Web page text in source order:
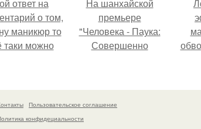
ответ на
о том,
маникюр то
таки можно
На шанхайской
премьере
"Человека - Паука:
Совершенно
просто очередной
наряд, а настоящий
артефакт высокой
Пользовательское соглашение
конфидециальности